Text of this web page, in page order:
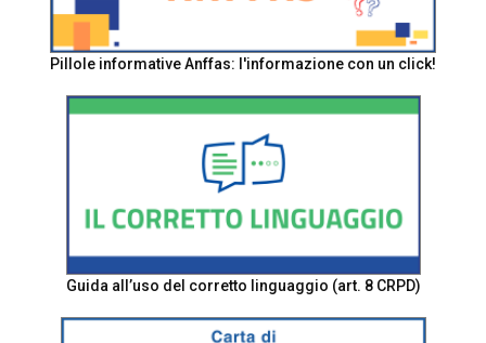
Pillole informative Anffas: l'informazione con un click!
Guida all’uso del corretto linguaggio (art. 8 CRPD)